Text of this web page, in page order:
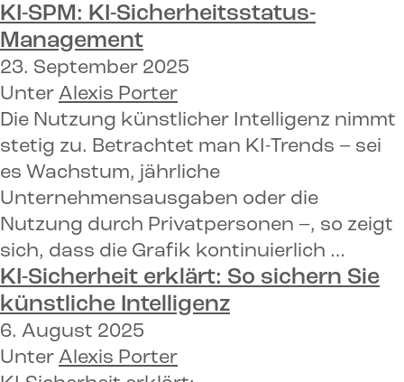
KI-SPM: KI-Sicherheitsstatus-
Management
23. September 2025
Unter Alexis Porter
Die Nutzung künstlicher Intelligenz nimmt
stetig zu. Betrachtet man KI-Trends – sei
es Wachstum, jährliche
Unternehmensausgaben oder die
Nutzung durch Privatpersonen –, so zeigt
sich, dass die Grafik kontinuierlich …
KI-Sicherheit erklärt: So sichern Sie
künstliche Intelligenz
6. August 2025
Unter Alexis Porter